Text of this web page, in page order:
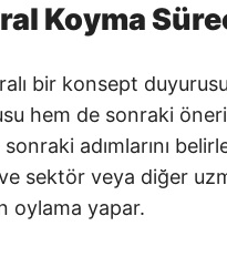
Koyma
bir konsept
hem de sonraki
adımlarını
sektör veya diğer
oylama yapar.